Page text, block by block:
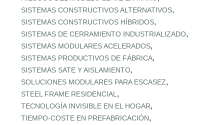
SISTEMAS CONSTRUCTIVOS ALTERNATIVOS,
SISTEMAS CONSTRUCTIVOS HÍBRIDOS,
SISTEMAS DE CERRAMIENTO INDUSTRIALIZADO,
SISTEMAS MODULARES ACELERADOS,
SISTEMAS PRODUCTIVOS DE FÁBRICA,
SISTEMAS SATE Y AISLAMIENTO,
SOLUCIONES MODULARES PARA ESCASEZ,
STEEL FRAME RESIDENCIAL ,
TECNOLOGÍA INVISIBLE EN EL HOGAR,
TIEMPO‑COSTE EN PREFABRICACIÓN,